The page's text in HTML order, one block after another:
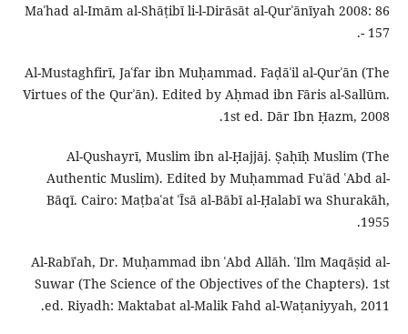
Maʿhad al-Imām al-Shāṭibī li-l-Dirāsāt al-Qurʾānīyah 2008: 86
- 157.
Al-Mustaghfirī, Jaʿfar ibn Muḥammad. Faḍāʾil al-Qurʾān (The
Virtues of the Qurʾān). Edited by Aḥmad ibn Fāris al-Sallūm.
1st ed. Dār Ibn Ḥazm, 2008.
Al-Qushayrī, Muslim ibn al-Ḥajjāj. Ṣaḥīḥ Muslim (The
Authentic Muslim). Edited by Muḥammad Fuʾād ʿAbd al-
Bāqī. Cairo: Maṭbaʿat ʿĪsā al-Bābī al-Ḥalabī wa Shurakāh,
1955.
Al-Rabīʿah, Dr. Muḥammad ibn ʿAbd Allāh. ʿIlm Maqāṣid al-
Suwar (The Science of the Objectives of the Chapters). 1st
ed. Riyadh: Maktabat al-Malik Fahd al-Waṭaniyyah, 2011.